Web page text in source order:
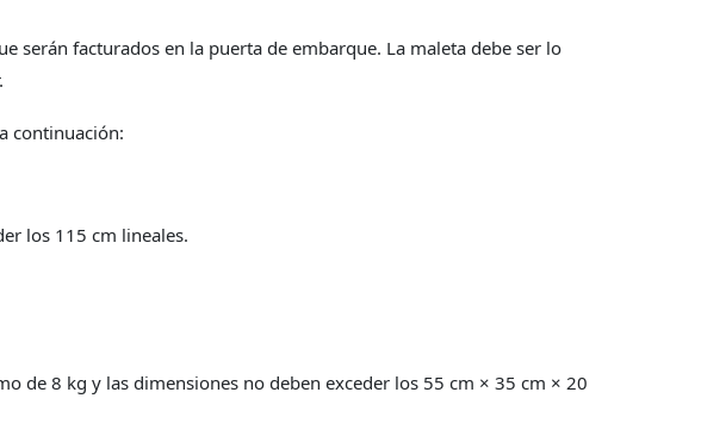
serán facturados en la puerta de embarque. La maleta debe ser lo
continuación:
los 115 cm lineales.
de 8 kg y las dimensiones no deben exceder los 55 cm × 35 cm × 20